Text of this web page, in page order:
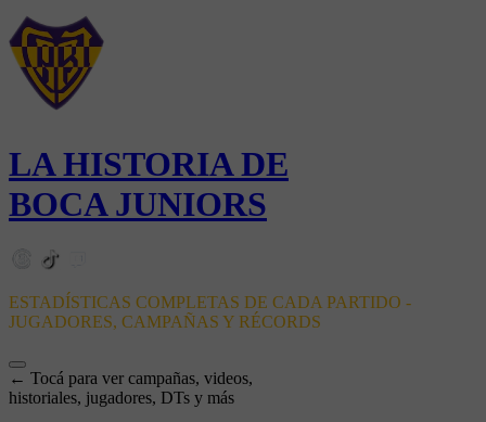
LA HISTORIA DE
BOCA JUNIORS
ESTADÍSTICAS COMPLETAS DE CADA PARTIDO -
JUGADORES, CAMPAÑAS Y RÉCORDS
← Tocá para ver campañas, videos,
historiales, jugadores, DTs y más